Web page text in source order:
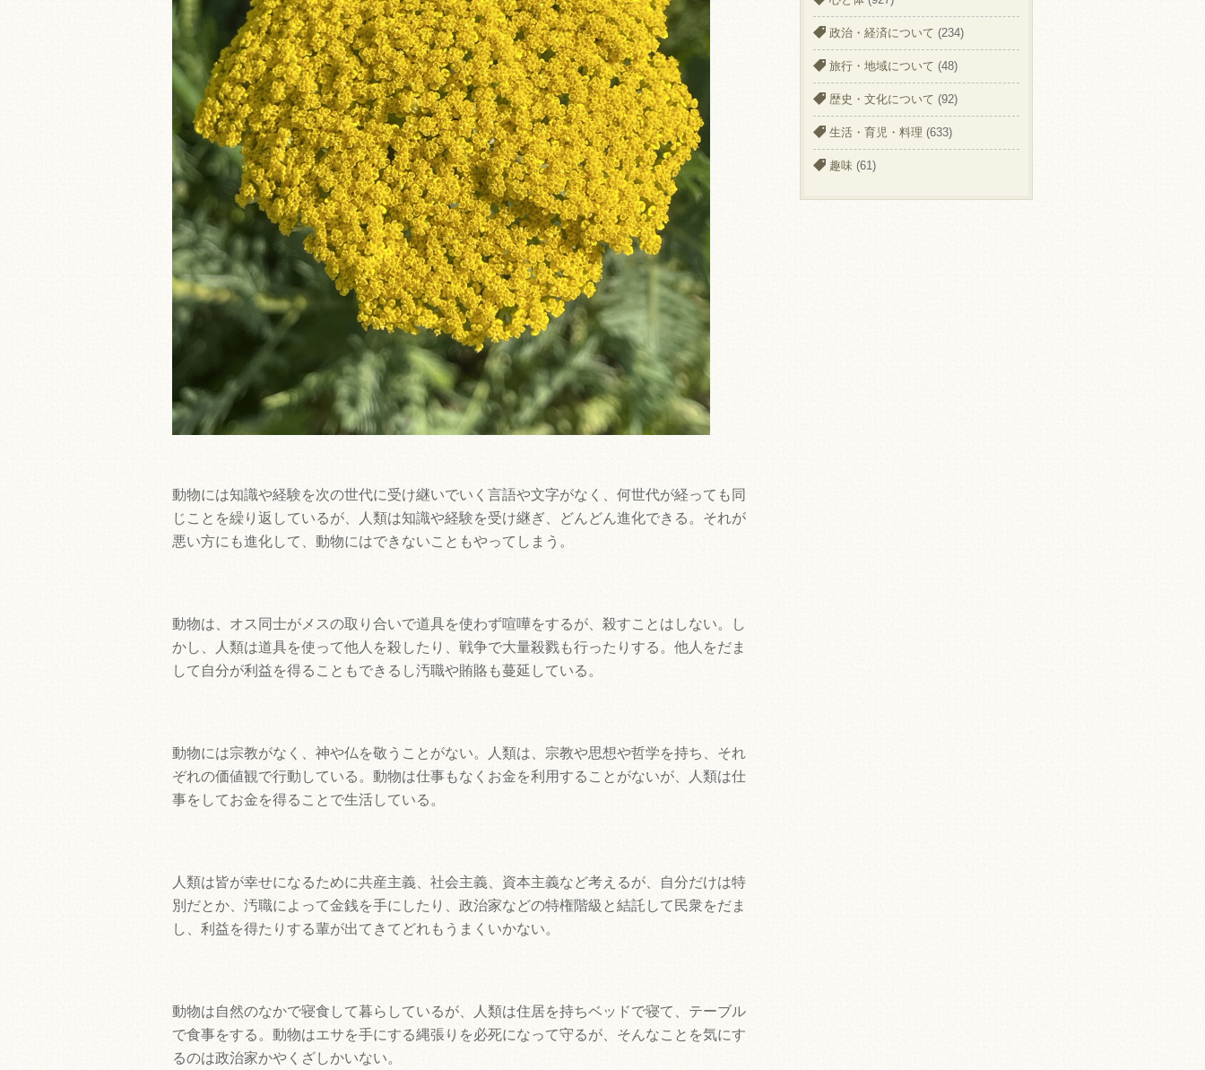
動物には知識や経験を次の世代に受け継いでいく言語や文字がなく、何世代が経っても同
じことを繰り返しているが、人類は知識や経験を受け継ぎ、どんどん進化できる。それが
悪い方にも進化して、動物にはできないこともやってしまう。
動物は、オス同士がメスの取り合いで道具を使わず喧嘩をするが、殺すことはしない。し
かし、人類は道具を使って他人を殺したり、戦争で大量殺戮も行ったりする。他人をだま
して自分が利益を得ることもできるし汚職や賄賂も蔓延している。
動物には宗教がなく、神や仏を敬うことがない。人類は、宗教や思想や哲学を持ち、それ
ぞれの価値観で行動している。動物は仕事もなくお金を利用することがないが、人類は仕
事をしてお金を得ることで生活している。
人類は皆が幸せになるために共産主義、社会主義、資本主義など考えるが、自分だけは特
別だとか、汚職によって金銭を手にしたり、政治家などの特権階級と結託して民衆をだま
し、利益を得たりする輩が出てきてどれもうまくいかない。
動物は自然のなかで寝食して暮らしているが、人類は住居を持ちベッドで寝て、テーブル
で食事をする。動物はエサを手にする縄張りを必死になって守るが、そんなことを気にす
るのは政治家かやくざしかいない。
政治・経済について (234)
旅行・地域について (48)
歴史・文化について (92)
生活・育児・料理 (633)
趣味 (61)